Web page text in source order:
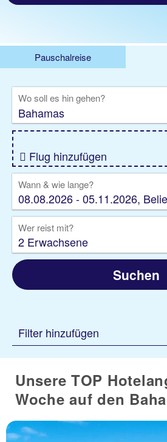
Pauschalreise
Rundreise
Kreuzfahrt
Gruppenreise
Camper
Wo soll es hin gehen?
Flug hinzufügen
Wann & wie lange?
08.08.2026 - 05.11.2026,
Wer reist mit?
2 Erwachsene
Suchen
Filter hinzufügen
Unsere TOP
Woche auf den